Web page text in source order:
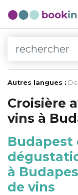
Autres langues :
Croisière
vins à
Budapest
à
de vins